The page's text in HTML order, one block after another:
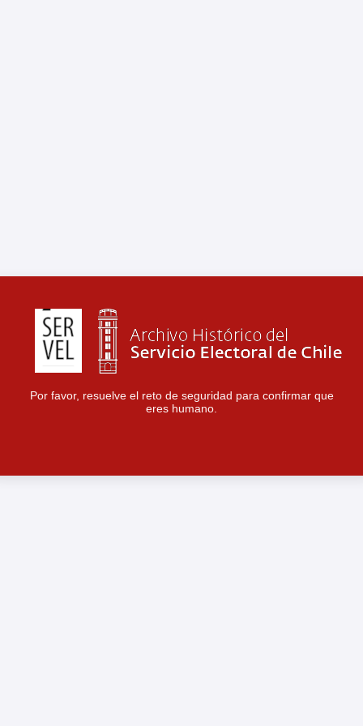
Por favor, resuelve el reto de seguridad para confirmar que
eres humano.